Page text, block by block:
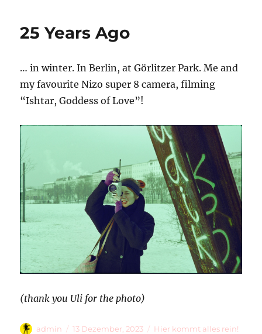
25 Years Ago
… in winter. In Berlin, at Görlitzer Park. Me and
my favourite Nizo super 8 camera, filming
“Ishtar, Goddess of Love”!
(thank you Uli for the photo)
Autor
admin
Veröffentlicht
13 Dezember, 2023 Kategorien
Hier kommt alles rein!